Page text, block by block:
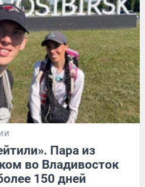
Пара из
во Владивосток
150 дней